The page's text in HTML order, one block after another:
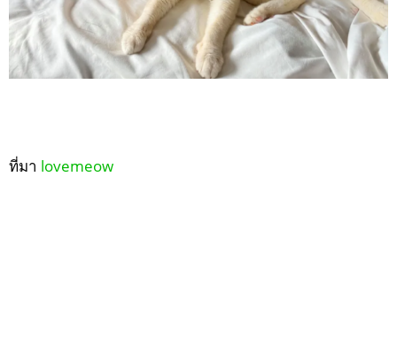
ที่มา lovemeow